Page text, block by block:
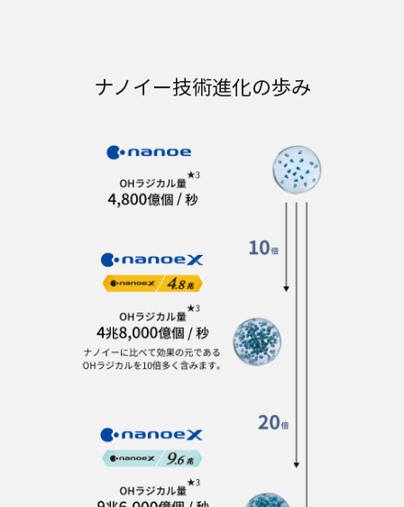
ナノイー技術進化の歩み